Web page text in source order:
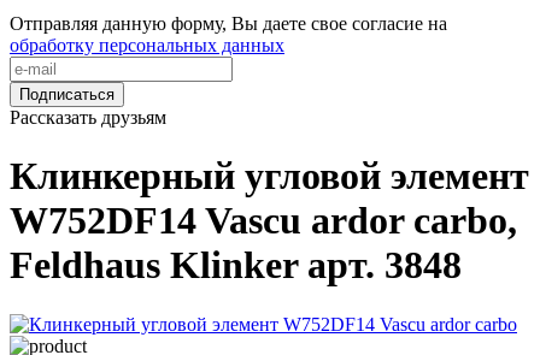
Отправляя данную форму, Вы даете свое согласие на
обработку персональных данных
Подписаться
Рассказать друзьям
Клинкерный угловой элемент
W752DF14 Vascu ardor carbo,
Feldhaus Klinker арт. 3848